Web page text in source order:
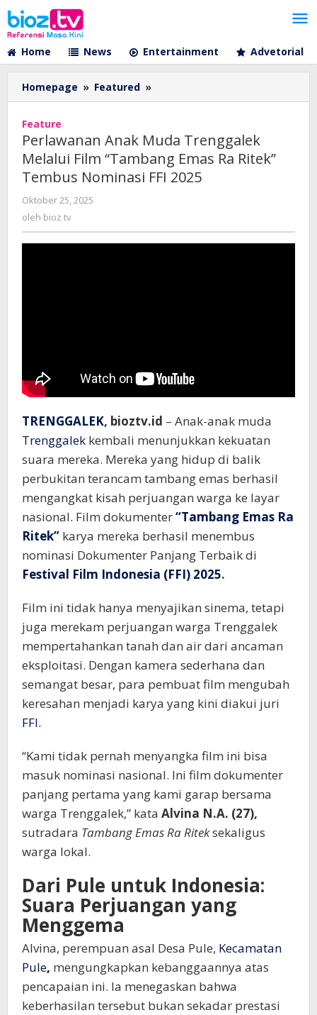
Lewati
ke
konten
Home
News Entertainment Advetorial
Homepage » Featured »
Anak
Melalui
Film
“Tambang
Tembus
Feature
Perlawanan Anak Muda Trenggalek
Melalui Film “Tambang Emas Ra Ritek”
Tembus Nominasi FFI 2025
Oktober 25, 2025
oleh bioz tv
TRENGGALEK, bioztv.id – Anak-anak muda
Trenggalek kembali menunjukkan kekuatan
suara mereka. Mereka yang hidup di balik
perbukitan terancam tambang emas berhasil
mengangkat kisah perjuangan warga ke layar
nasional. Film dokumenter“Tambang Emas Ra
Ritek” karya mereka berhasil menembus
nominasi Dokumenter Panjang Terbaik di
Festival Film Indonesia (FFI) 2025.
Film ini tidak hanya menyajikan sinema, tetapi
juga merekam perjuangan warga Trenggalek
mempertahankan tanah dan air dari ancaman
eksploitasi. Dengan kamera sederhana dan
semangat besar, para pembuat film mengubah
keresahan menjadi karya yang kini diakui juri
FFI.
“Kami tidak pernah menyangka film ini bisa
masuk nominasi nasional. Ini film dokumenter
panjang pertama yang kami garap bersama
warga Trenggalek,” kata Alvina N.A. (27),
sutradara Tambang Emas Ra Riteksekaligus
warga lokal.
Dari Pule untuk Indonesia:
Suara Perjuangan yang
Menggema
Alvina, perempuan asal Desa Pule, Kecamatan
Pule, mengungkapkan kebanggaannya atas
pencapaian ini. Ia menegaskan bahwa
keberhasilan tersebut bukan sekadar prestasi